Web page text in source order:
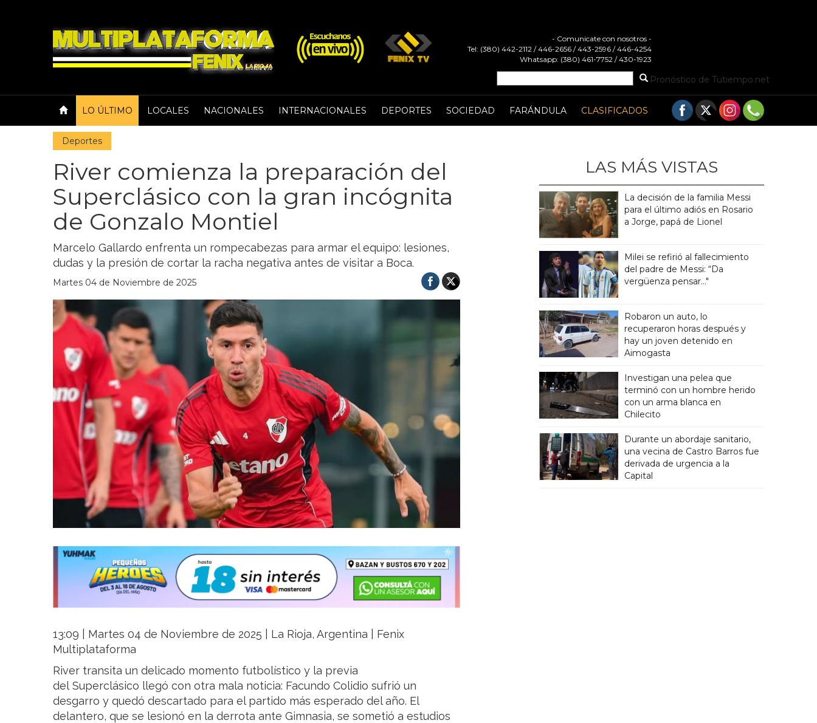
- Comunicate con nosotros -
Tel: (380) 442-2112 / 446-2656 / 443-2596 / 446-4254
Whatsapp: (380) 461-7752 / 430-1923
Pronóstico de Tutiempo.net
LO ÚLTIMO LOCALES NACIONALES INTERNACIONALES DEPORTES SOCIEDAD FARÁNDULA CLASIFICADOS
Deportes
River comienza la preparación del
Superclásico con la gran incógnita
de Gonzalo Montiel
Marcelo Gallardo enfrenta un rompecabezas para armar el equipo: lesiones,
dudas y la presión de cortar la racha negativa antes de visitar a Boca.
Martes 04 de Noviembre de 2025
13:09 | Martes 04 de Noviembre de 2025 | La Rioja, Argentina | Fenix
Multiplataforma
River transita un delicado momento futbolístico y la previa
del Superclásico llegó con otra mala noticia: Facundo Colidio sufrió un
desgarro y quedó descartado para el partido más esperado del año. El
delantero, que se lesionó en la derrota ante Gimnasia, se sometió a estudios
LAS MÁS VISTAS
La decisión de la familia Messi
para el último adiós en Rosario
a Jorge, papá de Lionel
Milei se refirió al fallecimiento
del padre de Messi: “Da
vergüenza pensar..."
Robaron un auto, lo
recuperaron horas después y
hay un joven detenido en
Aimogasta
Investigan una pelea que
terminó con un hombre herido
con un arma blanca en
Chilecito
Durante un abordaje sanitario,
una vecina de Castro Barros fue
derivada de urgencia a la
Capital